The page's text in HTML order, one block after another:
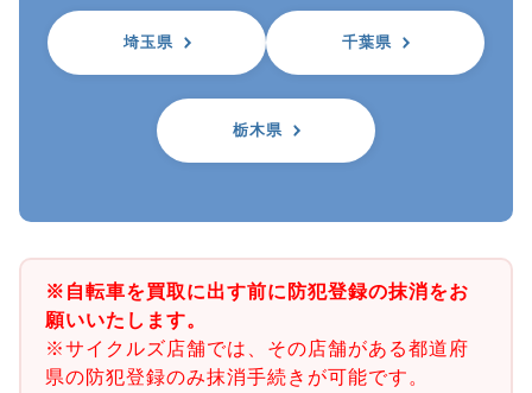
埼玉県 千葉県
栃木県
※自転車を買取に出す前に防犯登録の抹消をお
願いいたします。
※サイクルズ店舗では、その店舗がある都道府
県の防犯登録のみ抹消手続きが可能です。